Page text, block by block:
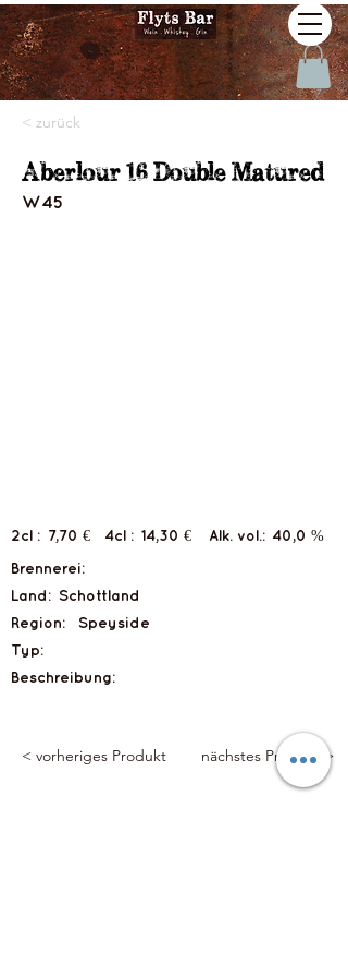
< zurück
Aberlour 16 Double Matured
W45
2cl : 7,70 € 4cl : Alk. vol.: 40,0 %
14,30 €
Brennerei:
Land: Schottland
Region:
Speyside
Typ:
Beschreibung:
< vorheriges Produkt nächstes Produkt >